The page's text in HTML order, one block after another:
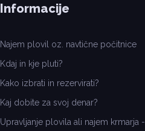
Informacije
Najem plovil oz. navtične počitnice
Kdaj in kje pluti?
Kako izbrati in rezervirati?
Kaj dobite za svoj denar?
Upravljanje plovila ali najem krmarja -